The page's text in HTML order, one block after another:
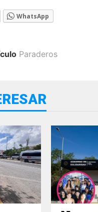
WhatsApp
Paraderos